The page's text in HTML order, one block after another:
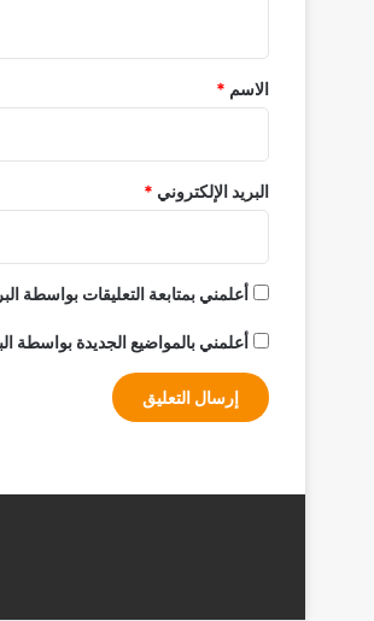
*الاسم *
البريد الإلكتروني *
أعلمني بمتابعة التعليقات بواسطة
أعلمني بالمواضيع الجديدة بواسطة